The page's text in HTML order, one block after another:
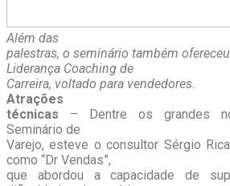
Além das
palestras, o seminário também
Liderança Coaching de
Carreira, voltado para vendedores.
Atrações
técnicas – Dentre os grandes
Seminário de
Varejo, esteve o consultor Sérgio
como “Dr Vendas”,
que abordou a capacidade de